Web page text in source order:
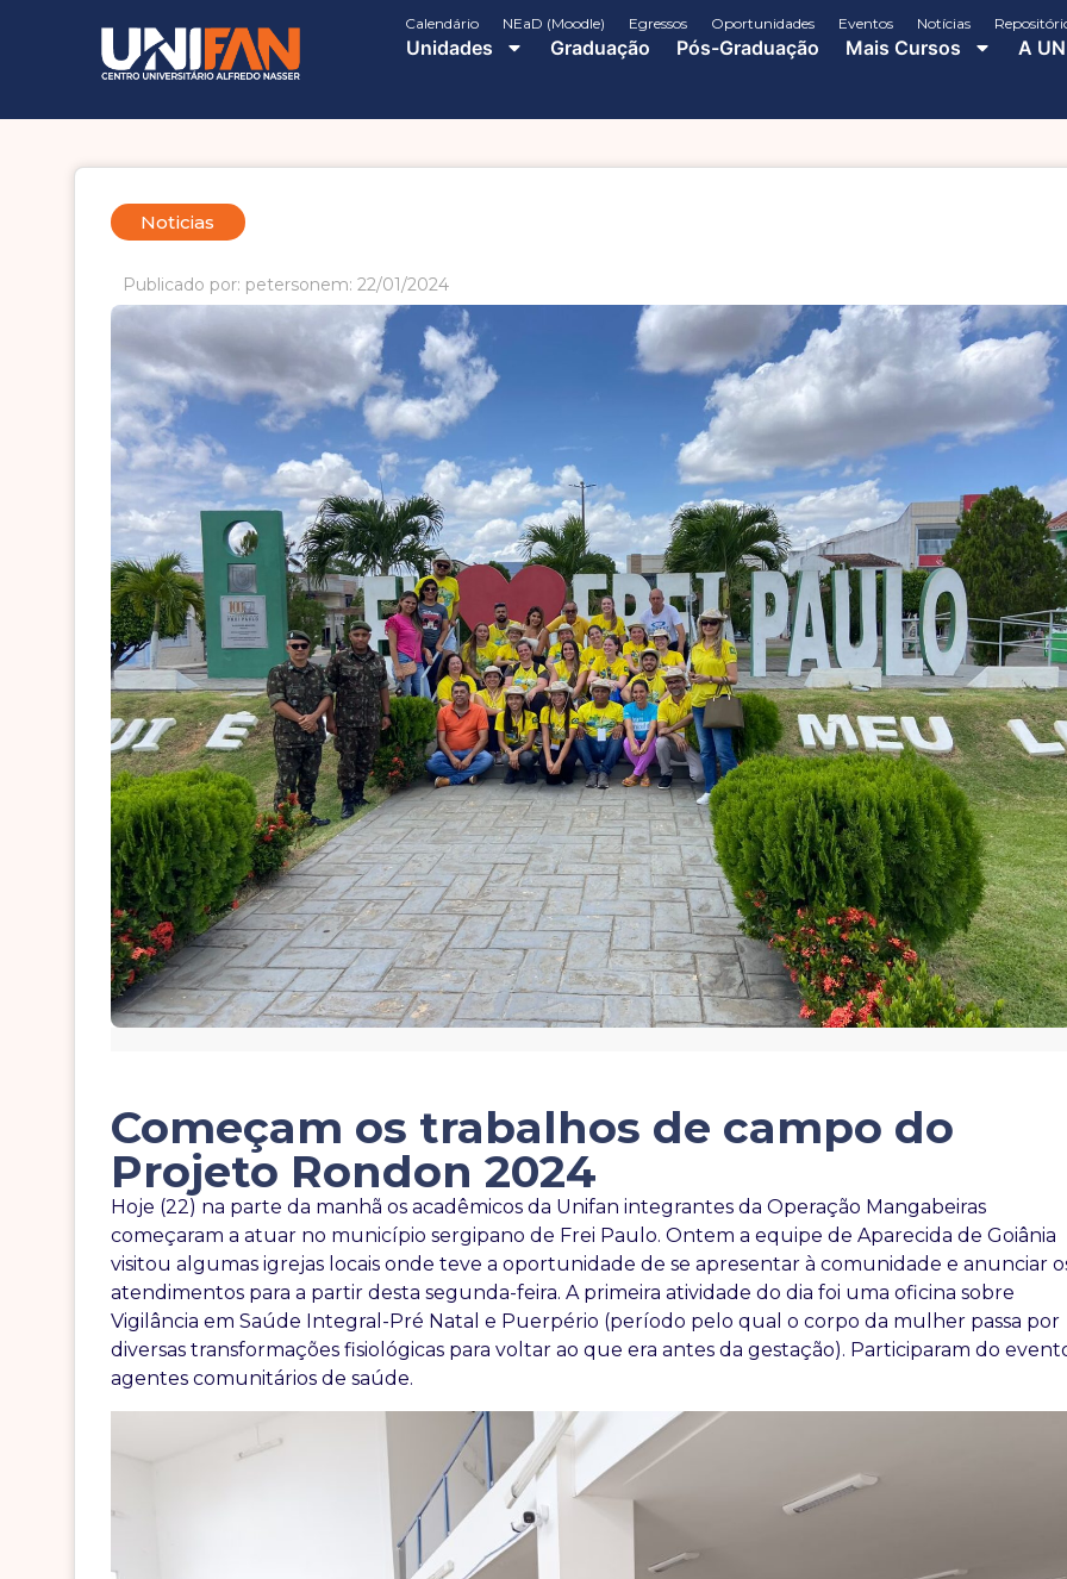
Calendário NEaD (Moodle) Egressos Oportunidades Eventos Notícias
Unidades Graduação Pós-Graduação Mais Cursos A
Noticias
Publicado por: petersonem: 22/01/2024
Começam os trabalhos de campo do
Projeto Rondon 2024
Hoje (22) na parte da manhã os acadêmicos da Unifan integrantes da Operação Mangabeiras
começaram a atuar no município sergipano de Frei Paulo. Ontem a equipe de Aparecida de Goiânia
visitou algumas igrejas locais onde teve a oportunidade de se apresentar à comunidade e anunciar
atendimentos para a partir desta segunda-feira. A primeira atividade do dia foi uma oficina sobre
Vigilância em Saúde Integral-Pré Natal e Puerpério (período pelo qual o corpo da mulher passa por
diversas transformações fisiológicas para voltar ao que era antes da gestação). Participaram do
agentes comunitários de saúde.